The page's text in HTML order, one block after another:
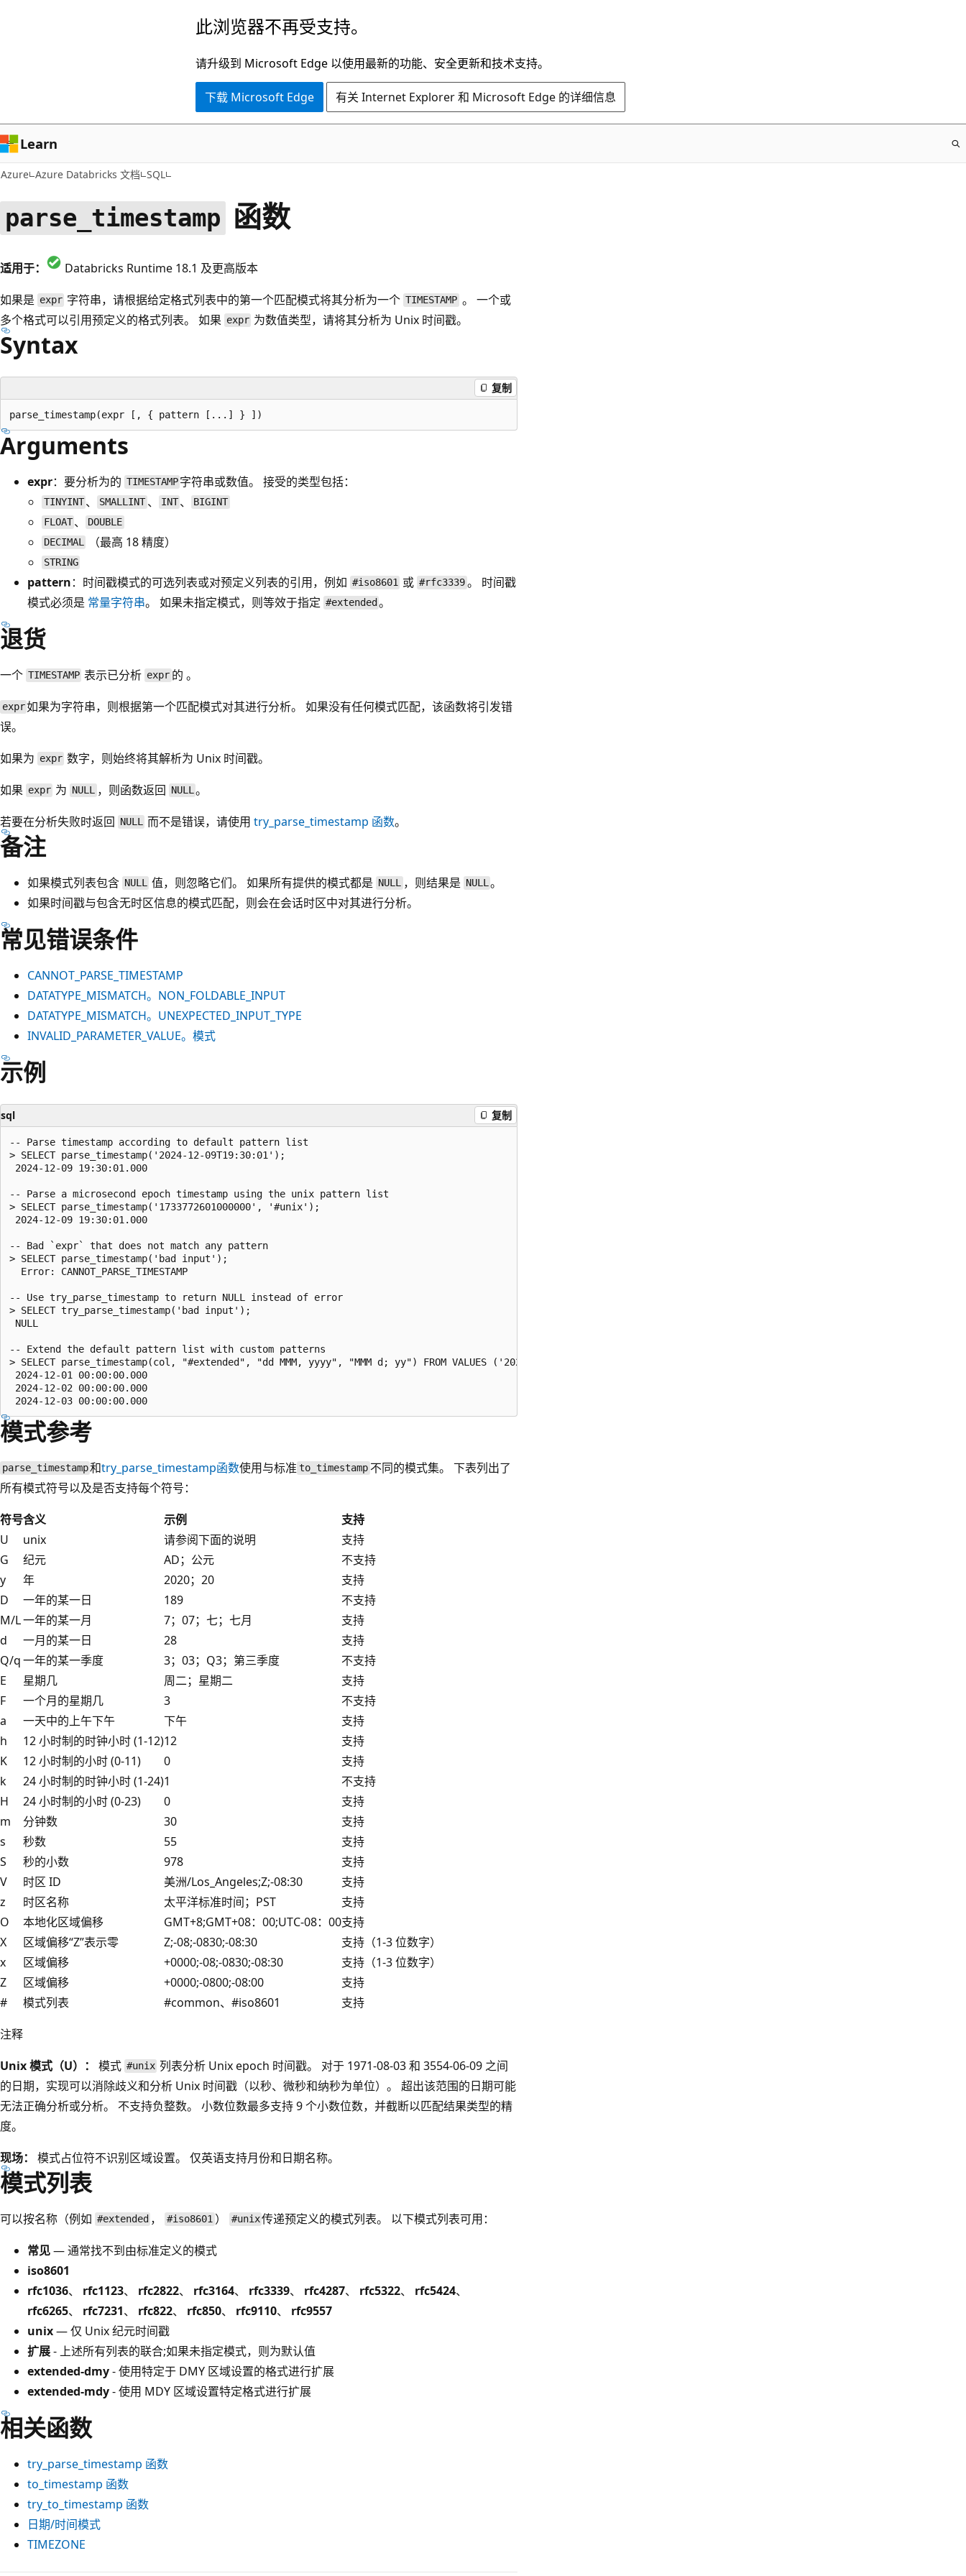
容
此浏览器不再受支持。
请升级到 Microsoft Edge 以使用最新的功能、安全更新和技术支持。
下载 Microsoft Edge 有关 Internet Explorer 和 Microsoft Edge 的详细信息
Learn
Azure Azure Databricks 文档 SQL
parse_timestamp 函数
适用于：
Databricks Runtime 18.1 及更高版本
如果是 expr 字符串，请根据给定格式列表中的第一个匹配模式将其分析为一个 TIMESTAMP 。 一个或
多个格式可以引用预定义的格式列表。 如果 expr 为数值类型，请将其分析为 Unix 时间戳。
Syntax
复制
Arguments
expr：要分析为的 TIMESTAMP 字符串或数值。 接受的类型包括：
TINYINT 、 SMALLINT 、 INT 、
BIGINT
FLOAT 、
DOUBLE
DECIMAL
（最高 18 精度）
STRING
pattern：时间戳模式的可选列表或对预定义列表的引用，例如 #iso8601 或 #rfc3339。 时间戳
模式必须是 常量字符串。 如果未指定模式，则等效于指定 #extended 。
退货
一个 TIMESTAMP 表示已分析 expr的 。
expr如果为字符串，则根据第一个匹配模式对其进行分析。 如果没有任何模式匹配，该函数将引发错
误。
如果为 expr 数字，则始终将其解析为 Unix 时间戳。
如果 expr 为 NULL，则函数返回 NULL。
若要在分析失败时返回 NULL 而不是错误，请使用try_parse_timestamp 函数。
备注
如果模式列表包含 NULL 值，则忽略它们。 如果所有提供的模式都是 NULL，则结果是 NULL。
如果时间戳与包含无时区信息的模式匹配，则会在会话时区中对其进行分析。
常见错误条件
CANNOT_PARSE_TIMESTAMP
DATATYPE_MISMATCH。NON_FOLDABLE_INPUT
DATATYPE_MISMATCH。UNEXPECTED_INPUT_TYPE
INVALID_PARAMETER_VALUE。模式
示例
sql 复制
-- Parse timestamp according to default pattern list
> SELECT parse_timestamp('2024-12-09T19:30:01');
2024-12-09 19:30:01.000
-- Parse a microsecond epoch timestamp using the unix pattern list
> SELECT parse_timestamp('1733772601000000', '#unix');
2024-12-09 19:30:01.000
-- Bad `expr` that does not match any pattern
> SELECT parse_timestamp('bad input');
  Error: CANNOT_PARSE_TIMESTAMP
-- Use try_parse_timestamp to return NULL instead of error
> SELECT try_parse_timestamp('bad input');
NULL
-- Extend the default pattern list with custom patterns
> SELECT parse_timestamp(col, "#extended", "dd MMM, yyyy", "MMM d; yy") FROM VALUES ('2024-12-01'), ('02 Dec, 2024'), ('DEC 3; 24') AS t(col)
2024-12-01 00:00:00.000
2024-12-02 00:00:00.000
模式参考
parse_timestamp和try_parse_timestamp函数使用与标准 to_timestamp 不同的模式集。 下表列出了
所有模式符号以及是否支持每个符号：
符号含义 示例
支持
U
unix 请参阅下面的说明
支持
G
纪元 AD；公元
不支持
y
年 2020；20
支持
D
一年的某一日 189
不支持
M/L一年的某一月 7；07；七；七月
支持
d
一月的某一日 28
支持
Q/q一年的某一季度 3；03；Q3；第三季度
不支持
E
星期几 周二；星期二
支持
F
一个月的星期几 3
不支持
a
一天中的上午下午 下午
支持
h
12 小时制的时钟小时 (1-12)12
支持
K
12 小时制的小时 (0-11) 0
支持
k
24 小时制的时钟小时 (1-24)1
不支持
H
24 小时制的小时 (0-23) 0
支持
m
分钟数 30
支持
s
秒数 55
支持
S
秒的小数 978
支持
V
时区 ID 美洲/Los_Angeles;Z;-08:30
支持
z
时区名称 太平洋标准时间；PST
支持
O
本地化区域偏移 GMT+8;GMT+08：00;UTC-08：00支持
X
区域偏移“Z”表示零 Z;-08;-0830;-08:30
支持（1-3 位数字）
x
区域偏移 +0000;-08;-0830;-08:30
支持（1-3 位数字）
Z
区域偏移 +0000;-0800;-08:00
支持
#
模式列表 #common、#iso8601
支持
注释
Unix 模式（U）：
模式 #unix 列表分析 Unix epoch 时间戳。 对于 1971-08-03 和 3554-06-09 之间
的日期，实现可以消除歧义和分析 Unix 时间戳（以秒、微秒和纳秒为单位）。 超出该范围的日期可能
无法正确分析或分析。 不支持负整数。 小数位数最多支持 9 个小数位数，并截断以匹配结果类型的精
度。
现场：
模式占位符不识别区域设置。 仅英语支持月份和日期名称。
模式列表
可以按名称（例如 #extended ， #iso8601 ） #unix传递预定义的模式列表。 以下模式列表可用：
常见— 通常找不到由标准定义的模式
iso8601
rfc1036、 rfc1123、 rfc2822、 rfc3164、 rfc3339、 rfc4287、 rfc5322、 rfc5424、
rfc6265、 rfc7231、 rfc822、 rfc850、 rfc9110、 rfc9557
unix— 仅 Unix 纪元时间戳
扩展- 上述所有列表的联合;如果未指定模式，则为默认值
extended-dmy- 使用特定于 DMY 区域设置的格式进行扩展
extended-mdy- 使用 MDY 区域设置特定格式进行扩展
相关函数
try_parse_timestamp 函数
to_timestamp 函数
try_to_timestamp 函数
日期/时间模式
TIMEZONE